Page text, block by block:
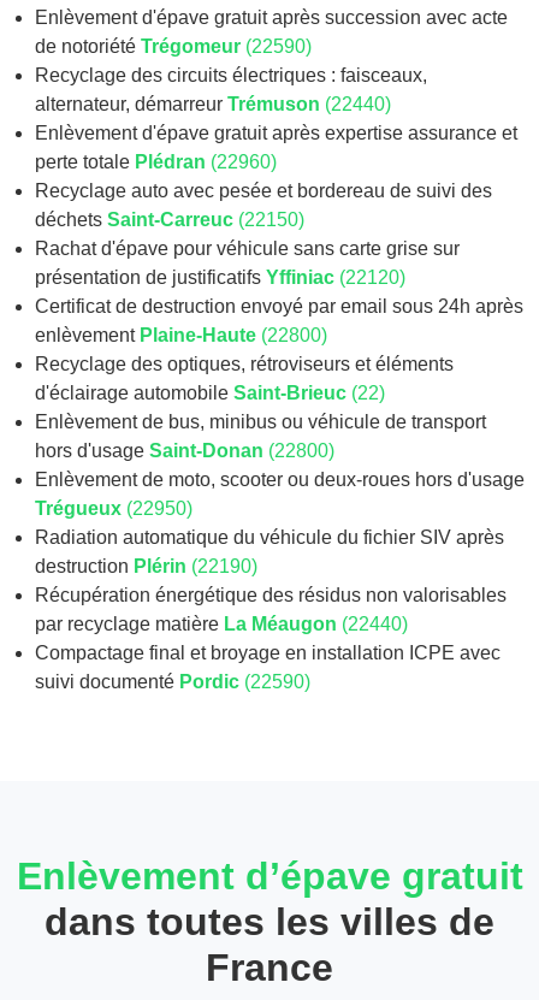
Enlèvement d'épave gratuit après succession avec acte
de notoriété Trégomeur (22590)
Recyclage des circuits électriques : faisceaux,
alternateur, démarreur Trémuson (22440)
Enlèvement d'épave gratuit après expertise assurance et
perte totale Plédran (22960)
Recyclage auto avec pesée et bordereau de suivi des
déchets Saint-Carreuc (22150)
Rachat d'épave pour véhicule sans carte grise sur
présentation de justificatifs Yffiniac (22120)
Certificat de destruction envoyé par email sous 24h après
enlèvement Plaine-Haute (22800)
Recyclage des optiques, rétroviseurs et éléments
d'éclairage automobile Saint-Brieuc (22)
Enlèvement de bus, minibus ou véhicule de transport
hors d'usage Saint-Donan (22800)
Enlèvement de moto, scooter ou deux-roues hors d'usage
Trégueux (22950)
Radiation automatique du véhicule du fichier SIV après
destruction Plérin (22190)
Récupération énergétique des résidus non valorisables
par recyclage matière La Méaugon (22440)
Compactage final et broyage en installation ICPE avec
suivi documenté Pordic (22590)
Enlèvement d’épave gratuit
dans toutes les villes de
France